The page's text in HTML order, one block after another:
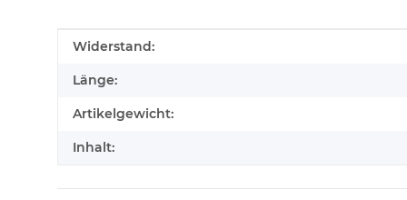
Produkteigenschaft
Wert
Widerstand:
Länge:
Artikelgewicht:
Inhalt: